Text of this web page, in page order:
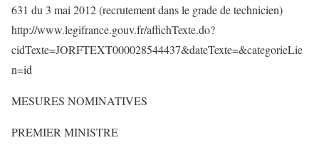
631 du 3 mai 2012 (recrutement dans le grade de technicien)
http://www.legifrance.gouv.fr/affichTexte.do?
cidTexte=JORFTEXT000028544437&dateTexte=&categorieLie
n=id
MESURES NOMINATIVES
PREMIER MINISTRE